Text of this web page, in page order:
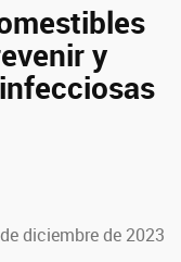
y
diciembre de 2023